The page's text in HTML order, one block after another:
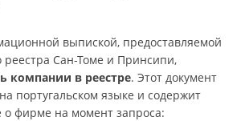
выпиской, предоставляемой
реестра Сан-Томе и Принсипи,
компании в реестре. Этот документ
португальском языке и содержит
фирме на момент запроса: